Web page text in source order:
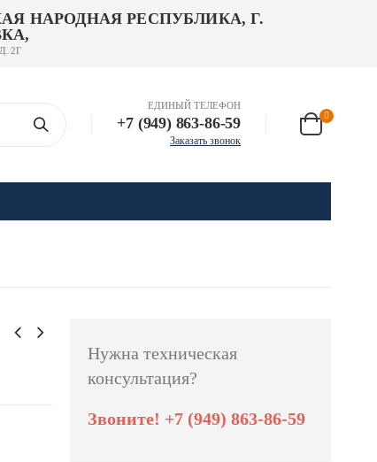
НАРОДНАЯ РЕСПУБЛИКА, Г.
2Г
ЕДИНЫЙ ТЕЛЕФОН
+7 (949) 863-86-59
Заказать звонок
Нужна техническая
консультация?
Звоните! +7 (949) 863-86-59